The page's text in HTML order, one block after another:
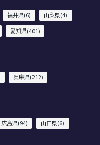
福井県(6)
山梨県(4)
愛知県(401)
兵庫県(212)
広島県(94) 山口県(6)